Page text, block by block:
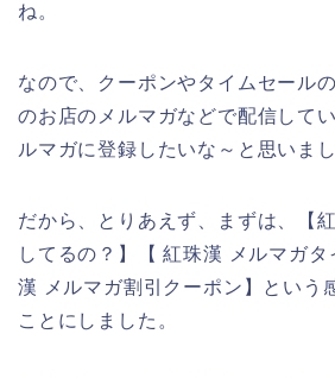
ね。
なので、クーポンやタイムセール
のお店のメルマガなどで配信して
ルマガに登録したいな～と思いまし
だから、とりあえず、まずは、【
してるの？】【 紅珠漢 メルマガ
漢 メルマガ割引クーポン】という
ことにしました。